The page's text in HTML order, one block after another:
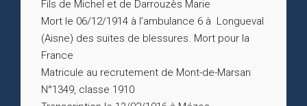
Fils de Michel et de Darrouzès Marie
Mort le 06/12/1914 à l’ambulance 6 à Longueval
(Aisne) des suites de blessures. Mort pour la
France
Matricule au recrutement de Mont-de-Marsan
N°1349, classe 1910